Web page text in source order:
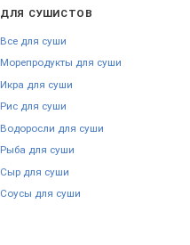
ДЛЯ СУШИСТОВ
Все для суши
Морепродукты для суши
Икра для суши
Рис для суши
Водоросли для суши
Рыба для суши
Сыр для суши
Соусы для суши